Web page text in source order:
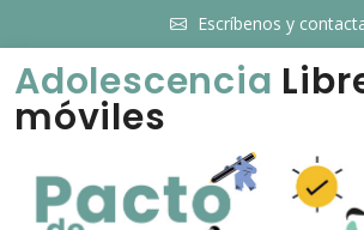
Escríbenos y
Adolescencia
móviles